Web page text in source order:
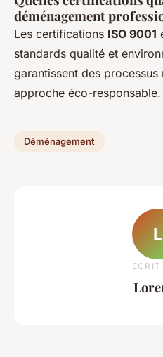
déménagement
Les certifications ISO 9001
standards qualité et
garantissent des
approche éco-responsable.
Déménagement
L
ECRIT